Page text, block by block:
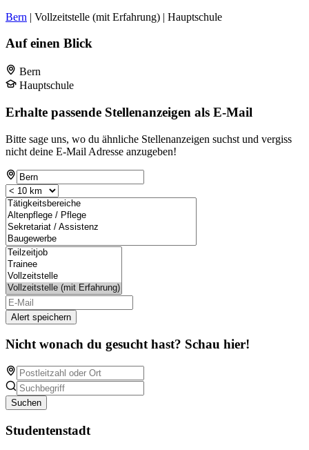
Bern | Vollzeitstelle (mit Erfahrung) | Hauptschule
Auf einen Blick
Bern
Hauptschule
Erhalte passende Stellenanzeigen als E-Mail
Bitte sage uns, wo du ähnliche Stellenanzeigen suchst und vergiss
nicht deine E-Mail Adresse anzugeben!
Alert speichern
Nicht wonach du gesucht hast? Schau hier!
Suchen
Studentenstadt